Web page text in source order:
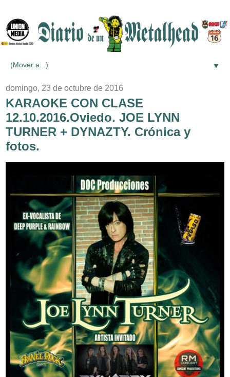
▼
domingo, 23 de octubre de 2016
KARAOKE CON CLASE
12.10.2016.Oviedo. JOE LYNN
TURNER + DYNAZTY. Crónica y
fotos.